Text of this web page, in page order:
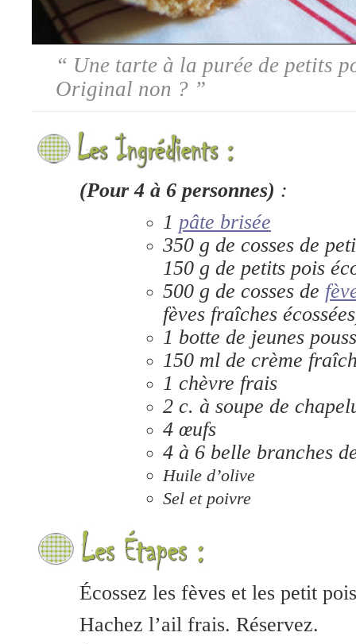
“ Une tarte à la purée de petits
Original non ? ”
(Pour 4 à 6 personnes) :
1 pâte brisée
350 g de cosses de
150 g de petits pois
500 g de cosses de
fèves fraîches
1 botte de jeunes
150 ml de crème
1 chèvre frais
2 c. à soupe de
4 œufs
4 à 6 belle branches
Huile d’olive
Sel et poivre
Écossez les fèves et les petit
Hachez l’ail frais. Réservez.